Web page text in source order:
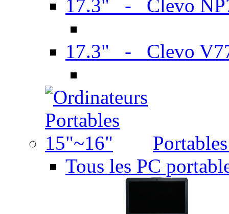
17.3" - Clevo
17.3" - Clevo
Tous les PC